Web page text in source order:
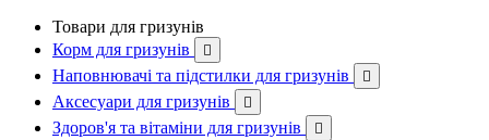
Товари для гризунів
Корм для гризунів

Наповнювачі та підстилки для гризунів 
Аксесуари для гризунів 
Здоров'я та вітаміни для гризунів 